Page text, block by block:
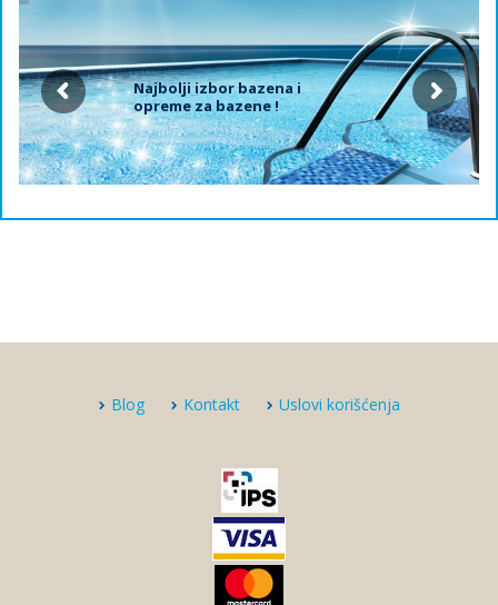
Najbolji izbor bazena i
opreme za bazene !
Blog Kontakt Uslovi korišćenja